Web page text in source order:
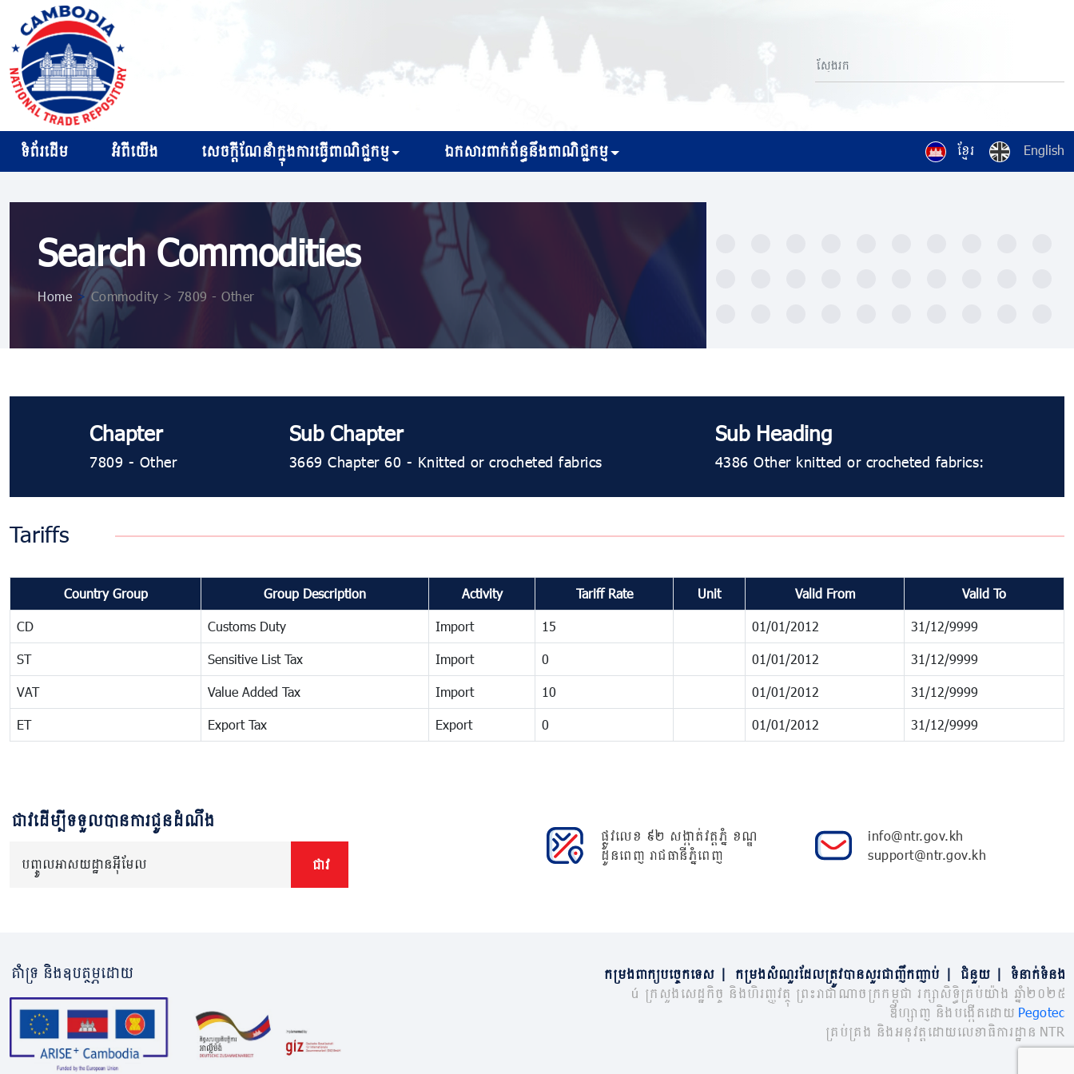
ខ្មែរ English
ទំព័រដើម អំពីយើង សេចក្ដីណែនាំក្នុងការធ្វើពាណិជ្ជកម្ម ឯកសារពាក់ព័ន្ធនឹងពាណិជ្ជកម្ម
Search Commodities
Home >Commodity > 7809 - Other
Chapter
7809 - Other
Sub Chapter
3669 Chapter 60 - Knitted or crocheted fabrics
Sub Heading
4386 Other knitted or crocheted fabrics:
Tariffs
Country Group Group Description Activity Tariff Rate Unit Valid From Valid To
CD Customs Duty Import 15 01/01/2012 31/12/9999
ST Sensitive List Tax Import 0 01/01/2012 31/12/9999
VAT Value Added Tax Import 10 01/01/2012 31/12/9999
ET Export Tax Export 0 01/01/2012 31/12/9999
ជាវដើម្បីទទួលបានការជូនដំណឹង
បញ្ចូលអាសយដ្ឋានអ៊ីមែល ជាវ
ផ្លូវលេខ ៩២ សង្កាត់វត្តភ្នំ ខណ្ឌ
ដូនពេញ រាជធានីភ្នំពេញ
info@ntr.gov.kh
support@ntr.gov.kh
គាំទ្រ និងឧបត្ថម្ភដោយ កម្រងពាក្យបច្ចេកទេស កម្រងសំណួរដែលត្រូវបានសួរជាញឹកញាប់ ជំនួយ
ទំនាក់ទំនង
© ក្រសួងសេដ្ឋកិច្ច និងហិរញ្ញវត្ថុ ព្រះរាជាណាចក្រកម្ពុជា រក្សាសិទ្ធិគ្រប់យ៉ាង ឆ្នាំ២០២៥
ឌីហ្សាញ និងបង្កើតដោយ Pegotec
គ្រប់គ្រង និងអនុវត្តដោយលេខាធិការដ្ឋាន NTR